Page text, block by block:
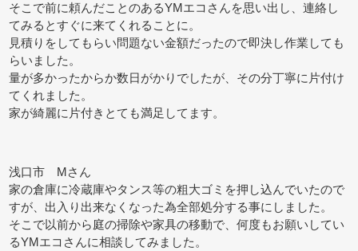
そこで前に頼んだことのあるYMエコさんを思い出し、連絡し
てみるとすぐに来てくれることに。
見積りをしてもらい問題ない金額だったので即決し作業しても
らいました。
量が多かったからか数日がかりでしたが、その分丁寧に片付け
てくれました。
家が綺麗に片付きとても満足してます。
浅口市 Mさん
家の倉庫に冷蔵庫やタンス等の粗大ゴミを押し込んでいたので
すが、出入り出来なくなった為全部処分する事にしました。
そこで以前から庭の掃除や家具の移動で、何度もお願いしてい
るYMエコさんに相談してみました。